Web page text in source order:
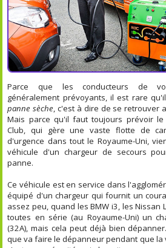
Parce que les conducteurs de
généralement prévoyants, il est rare
panne sèche, c'est à dire de se retrouver
Mais parce qu'il faut toujours prévoir le
Club, qui gère une vaste flotte de
d'urgence dans tout le Royaume-Uni,
véhicule d'un chargeur de secours
panne.
Ce véhicule est en service dans
équipé d'un chargeur qui fournit un
assez peu, quand les BMW i3, les Nissan
toutes en série (au Royaume-Uni) un
(32A), mais cela peut déjà bien
que va faire le dépanneur pendant que la